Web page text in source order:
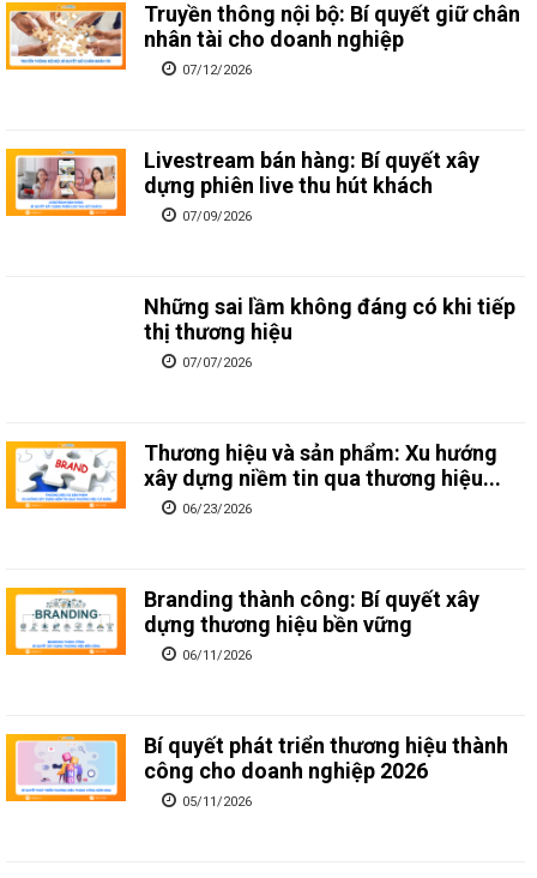
Truyền thông nội bộ: Bí quyết giữ chân
nhân tài cho doanh nghiệp
07/12/2026
Livestream bán hàng: Bí quyết xây
dựng phiên live thu hút khách
07/09/2026
Những sai lầm không đáng có khi tiếp
thị thương hiệu
07/07/2026
Thương hiệu và sản phẩm: Xu hướng
xây dựng niềm tin qua thương hiệu...
06/23/2026
Branding thành công: Bí quyết xây
dựng thương hiệu bền vững
06/11/2026
Bí quyết phát triển thương hiệu thành
công cho doanh nghiệp 2026
05/11/2026